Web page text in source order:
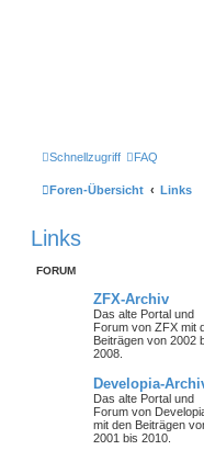
Schnellzugriff FAQ
Foren-Übersicht Links
Links
FORUM
ZFX-Archiv
Das alte Portal und
Forum von ZFX mit
Beiträgen von 2002
2008.
Developia-
Das alte Portal und
Forum von
mit den Beiträgen
2001 bis 2010.